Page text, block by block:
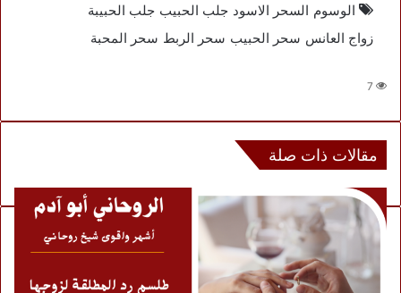
الوسوم السحر الاسود جلب الحبيب جلب الحبيبة
زواج العانس سحر الحبيب سحر الربط سحر المحبة
7
مقالات ذات صلة